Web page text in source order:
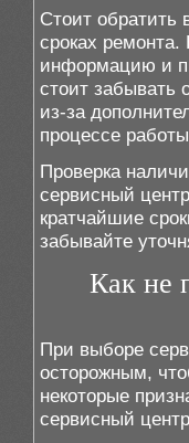
Стоит обратить
сроках
информацию и
стоит забывать
из-за
процессе
Проверка
сервисный
кратчайшие
забывайте
Как не
При выборе
осторожным,
некоторые
сервисный